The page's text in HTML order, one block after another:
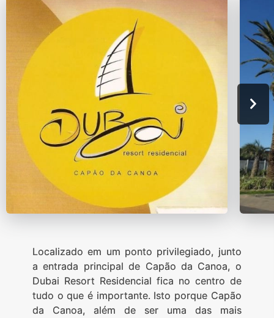
Localizado em um ponto privilegiado, junto
a entrada principal de Capão da Canoa, o
Dubai Resort Residencial fica no centro de
tudo o que é importante. Isto porque Capão
da Canoa, além de ser uma das mais